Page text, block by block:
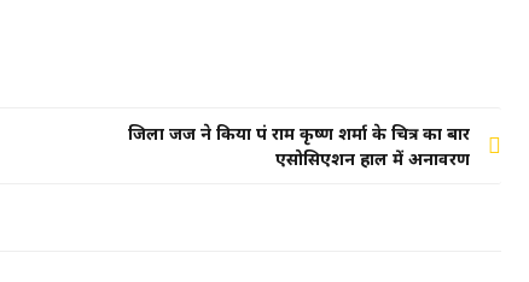
जिला जज ने किया पं राम कृष्ण शर्मा के चित्र का बार
एसोसिएशन हाल में अनावरण